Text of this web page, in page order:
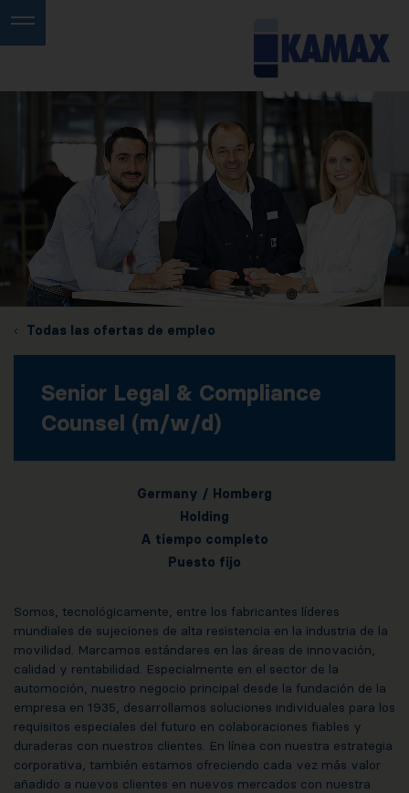
Todas las ofertas de empleo
Senior Legal & Compliance
Counsel (m/w/d)
Germany / Homberg
Holding
A tiempo completo
Puesto fijo
Somos, tecnológicamente, entre los fabricantes líderes
mundiales de sujeciones de alta resistencia en la industria de la
movilidad. Marcamos estándares en las áreas de innovación,
calidad y rentabilidad. Especialmente en el sector de la
automoción, nuestro negocio principal desde la fundación de la
empresa en 1935, desarrollamos soluciones individuales para los
requisitos especiales del futuro en colaboraciones fiables y
duraderas con nuestros clientes. En línea con nuestra estrategia
corporativa, también estamos ofreciendo cada vez más valor
añadido a nuevos clientes en nuevos mercados con nuestra